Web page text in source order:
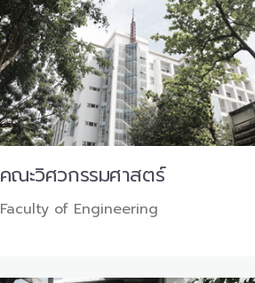
คณะวิศวกรรมศาสตร์
Faculty of Engineering